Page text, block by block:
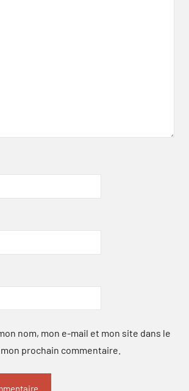
nom, mon e-mail et mon site dans le
prochain commentaire.